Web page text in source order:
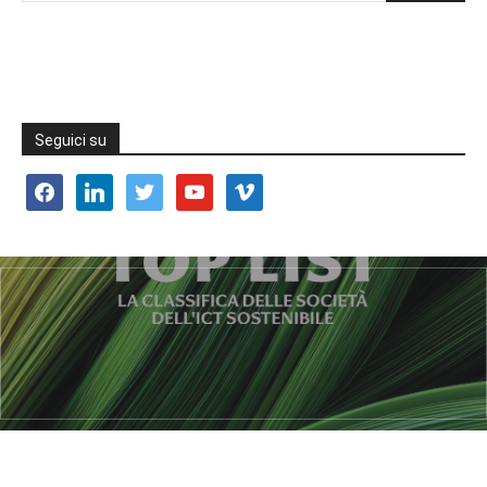
Seguici su
facebooklinkedin twitter youtube vimeo